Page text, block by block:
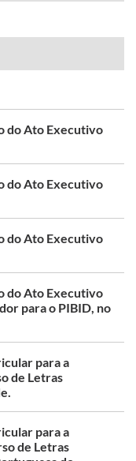
do Ato Executivo
do Ato Executivo
do Ato Executivo
do Ato Executivo
para o PIBID, no
para a
de Letras
para a
de Letras